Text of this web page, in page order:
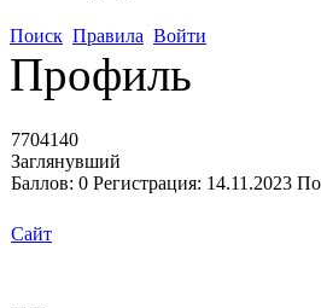
Поиск Правила Войти
Профиль
7704140
Заглянувший
Баллов: 0 Регистрация: 14.11.2023
Сайт